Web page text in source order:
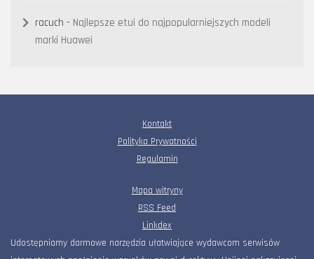
racuch - Najlepsze etui do najpopularniejszych modeli
marki Huawei
Kontakt
Polityka Prywatności
Regulamin
Mapa witryny
RSS Feed
Linkdex
Udostępniamy darmowe narzędzia ułatwiające wydawcom serwisów